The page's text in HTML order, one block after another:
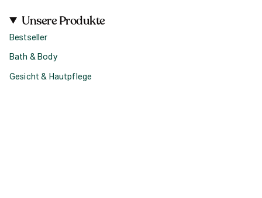
Unsere Produkte
Bestseller
Bath & Body
Gesicht & Hautpflege